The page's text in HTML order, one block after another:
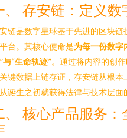
、 存安链：定义
链是数字星球基于先进的区块
台。其核心使命是为每一份数字
与“生命轨迹”。通过将内容的创
键数据上链存证，存安链从根
诞生之初就获得法律与技术层面
、 核心产品服务